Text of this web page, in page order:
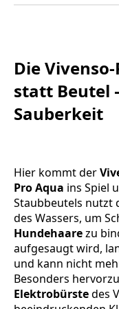
Die
statt Beutel
Sauberkeit
Hier kommt der
Pro Aqua ins Spiel
Staubbeutels nutzt
des Wassers, um
Hundehaarezu
aufgesaugt wird,
und kann nicht
Besonders
Elektrobürstedes